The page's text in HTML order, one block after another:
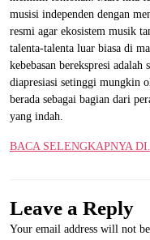
musisi independen dengan
resmi agar ekosistem musik
talenta-talenta luar biasa di
kebebasan berekspresi
diapresiasi setinggi mungkin
berada sebagai bagian dari
yang indah.
BACA SELENGKAPNYA
Leave a Reply
Your email address will not